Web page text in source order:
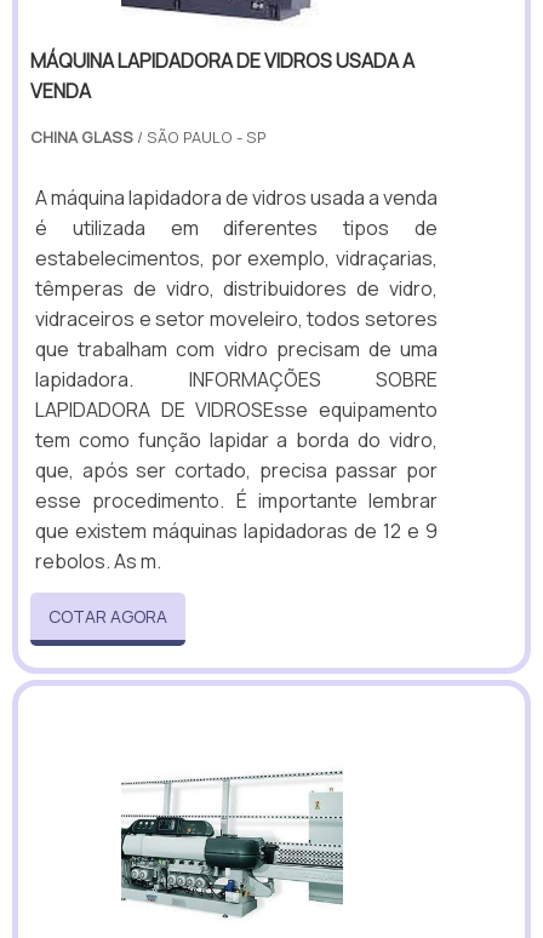
MÁQUINA LAPIDADORA DE VIDROS USADA A
VENDA
CHINA GLASS / SÃO PAULO - SP
A máquina lapidadora de vidros usada a venda
é utilizada em diferentes tipos de
estabelecimentos, por exemplo, vidraçarias,
têmperas de vidro, distribuidores de vidro,
vidraceiros e setor moveleiro, todos setores
que trabalham com vidro precisam de uma
lapidadora. INFORMAÇÕES SOBRE
LAPIDADORA DE VIDROSEsse equipamento
tem como função lapidar a borda do vidro,
que, após ser cortado, precisa passar por
esse procedimento. É importante lembrar
que existem máquinas lapidadoras de 12 e 9
rebolos. As m.
COTAR AGORA